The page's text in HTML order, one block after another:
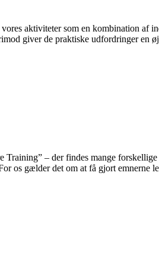
aktiviteter som en kombination af
giver de praktiske udfordringer
– der findes mange
gælder det om at få gjort emnerne